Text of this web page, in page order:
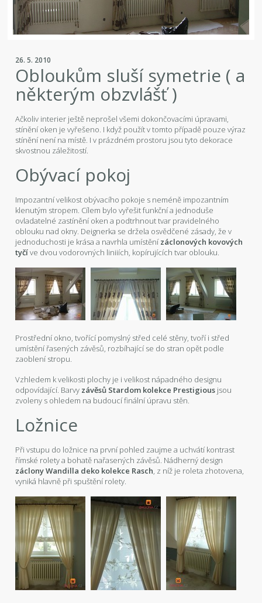
26. 5. 2010
Obloukům sluší symetrie ( a
některým obzvlášť )
Ačkoliv interier ještě neprošel všemi dokončovacími úpravami,
stínění oken je vyřešeno. I když použít v tomto případě pouze výraz
stínění není na místě. I v prázdném prostoru jsou tyto dekorace
skvostnou záležitostí.
Obývací pokoj
Impozantní velikost obývacího pokoje s neméně impozantním
klenutým stropem. Cílem bylo vyřešit funkční a jednoduše
ovladatelné zastínění oken a podtrhnout tvar pravidelného
oblouku nad okny. Deignerka se držela osvědčené zásady, že v
jednoduchosti je krása a navrhla umístěnízáclonových kovových
tyčíve dvou vodorovných liniiích, kopírujících tvar oblouku.
Prostřední okno, tvořící pomyslný střed celé stěny, tvoří i střed
umístění řasených závěsů, rozbíhající se do stran opět podle
zaoblení stropu.
Vzhledem k velikosti plochy je i velikost nápadného designu
odpovídající. Barvy závěsů Stardom kolekce Prestigious jsou
zvoleny s ohledem na budoucí finální úpravu stěn.
Ložnice
Při vstupu do ložnice na první pohled zaujme a uchvátí kontrast
římské rolety a bohatě nařasených závěsů. Nádherný design
záclony Wandilla deko kolekce Rasch, z níž je roleta zhotovena,
vyniká hlavně při spuštění rolety.